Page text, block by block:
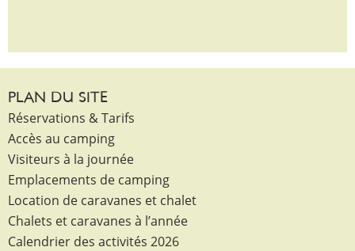
PLAN DU SITE
Réservations & Tarifs
Accès au camping
Visiteurs à la journée
Emplacements de camping
Location de caravanes et chalet
Chalets et caravanes à l’année
Calendrier des activités 2026